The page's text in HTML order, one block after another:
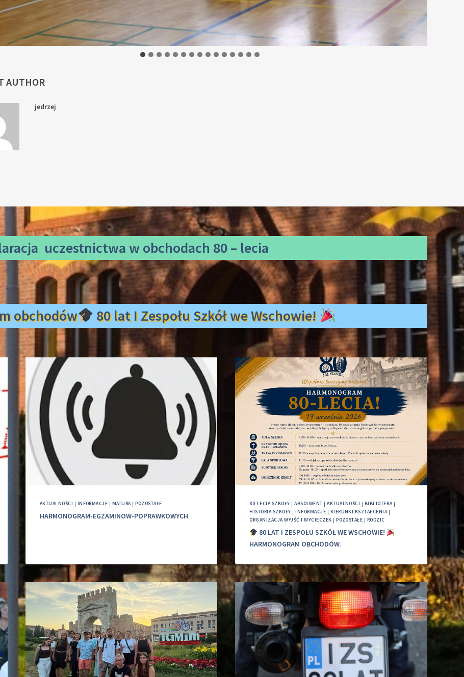
AUTHOR
jedrzej
uczestnictwaw obchodach 80 – lecia
obchodów 80 lat I Zespołu Szkół we Wschowie!
AKTUALNOŚCI | INFORMACJE | MATURA|POZOSTAŁE
HARMONOGRAM-EGZAMINOW-POPRAWKOWYCH
80-LECIA SZKOŁY |ABSOLWENT |AKTUALNOŚCI | BIBLIOTEKA|
HISTORIA SZKOŁY |INFORMACJE | KIERUNKI KSZTAŁCENIA|
ORGANIZACJA WYJŚĆ I WYCIECZEK |POZOSTAŁE | RODZIC
80 LAT I ZESPOŁU SZKÓŁ WE WSCHOWIE!
HARMONOGRAM OBCHODÓW.